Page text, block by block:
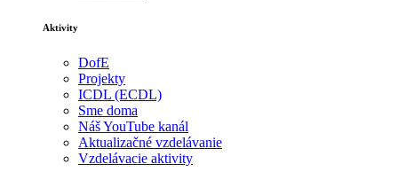
Aktivity
DofE
Projekty
ICDL (ECDL)
Sme doma
Náš YouTube kanál
Aktualizačné vzdelávanie
Vzdelávacie aktivity